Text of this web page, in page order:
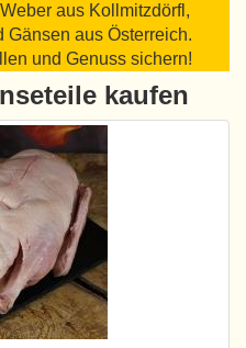
aus Kollmitzdörfl,
Gänsen aus Österreich.
und Genuss sichern!
kaufen